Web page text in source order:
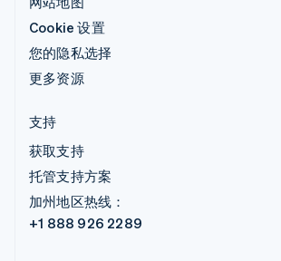
Cookie 设置
您的隐私选择
更多资源
支持
获取支持
托管支持方案
加州地区热线：
+1 888 926 2289